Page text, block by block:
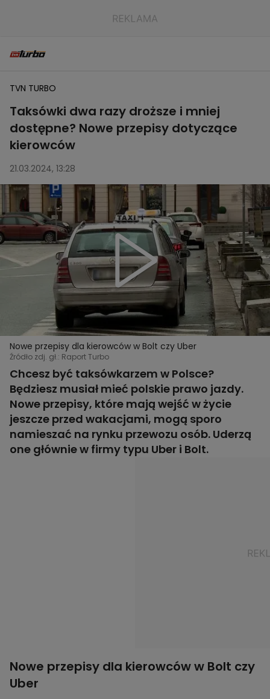
TVN TURBO
Taksówki dwa razy droższe i mniej
dostępne? Nowe przepisy dotyczące
kierowców
21.03.2024, 13:28
Nowe przepisy dla kierowców w Bolt czy Uber
Źródło zdj. gł.: Raport Turbo
Chcesz być taksówkarzem w Polsce?
Będziesz musiał mieć polskie prawo jazdy.
Nowe przepisy, które mają wejść w życie
jeszcze przed wakacjami, mogą sporo
namieszać na rynku przewozu osób. Uderzą
one głównie w firmy typu Uber i Bolt.
Nowe przepisy dla kierowców w Bolt czy
Uber